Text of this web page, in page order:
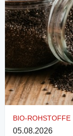
BIO-ROHSTOFFE
05.08.2026